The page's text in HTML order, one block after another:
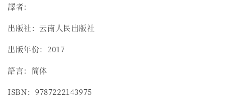
譯者：
出版社：云南人民出版社
出版年份：2017
語言：简体
ISBN：9787222143975